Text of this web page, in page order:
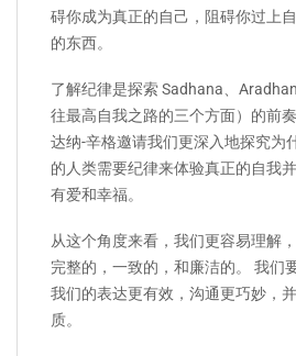
碍你成为真正的自己，阻碍你过上
的东西。
了解纪律是探索 Sadhana、
往最高自我之路的三个方面）的前
达纳-辛格邀请我们更深入地探究为
的人类需要纪律来体验真正的自我
有爱和幸福。
从这个角度来看，我们更容易理解
完整的，一致的，和廉洁的。 我们
我们的表达更有效，沟通更巧妙，
质。